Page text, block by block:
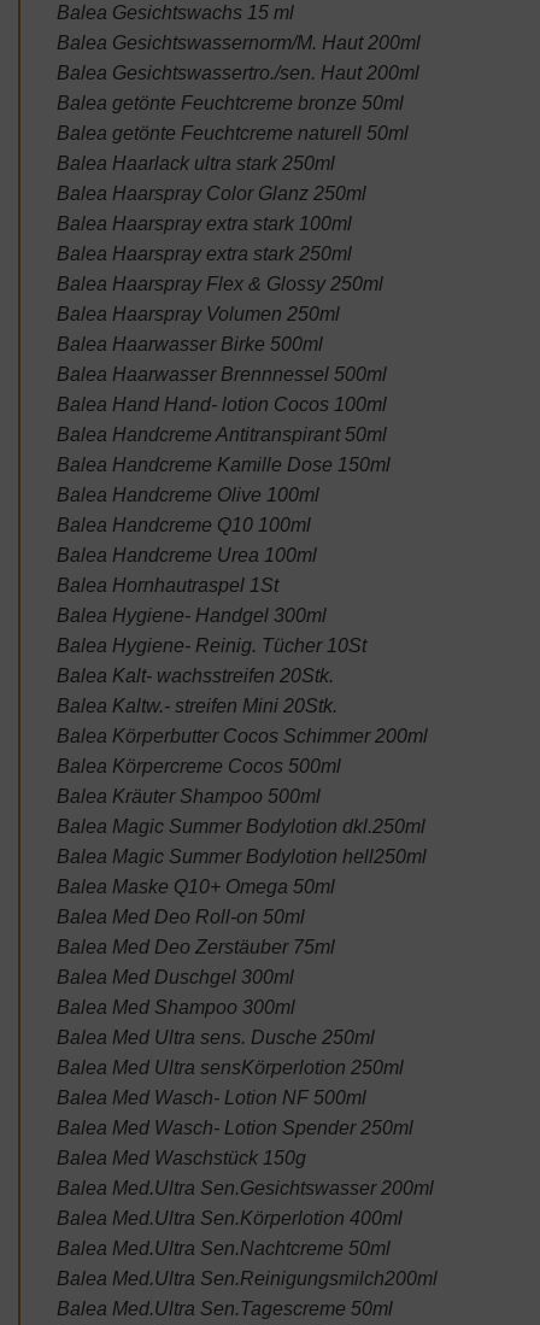
Balea Gesichtswachs 15 ml
Balea Gesichtswassernorm/M. Haut 200ml
Balea Gesichtswassertro./sen. Haut 200ml
Balea getönte Feuchtcreme bronze 50ml
Balea getönte Feuchtcreme naturell 50ml
Balea Haarlack ultra stark 250ml
Balea Haarspray Color Glanz 250ml
Balea Haarspray extra stark 100ml
Balea Haarspray extra stark 250ml
Balea Haarspray Flex & Glossy 250ml
Balea Haarspray Volumen 250ml
Balea Haarwasser Birke 500ml
Balea Haarwasser Brennnessel 500ml
Balea Hand Hand- lotion Cocos 100ml
Balea Handcreme Antitranspirant 50ml
Balea Handcreme Kamille Dose 150ml
Balea Handcreme Olive 100ml
Balea Handcreme Q10 100ml
Balea Handcreme Urea 100ml
Balea Hornhautraspel 1St
Balea Hygiene- Handgel 300ml
Balea Hygiene- Reinig. Tücher 10St
Balea Kalt- wachsstreifen 20Stk.
Balea Kaltw.- streifen Mini 20Stk.
Balea Körperbutter Cocos Schimmer 200ml
Balea Körpercreme Cocos 500ml
Balea Kräuter Shampoo 500ml
Balea Magic Summer Bodylotion dkl.250ml
Balea Magic Summer Bodylotion hell250ml
Balea Maske Q10+ Omega 50ml
Balea Med Deo Roll-on 50ml
Balea Med Deo Zerstäuber 75ml
Balea Med Duschgel 300ml
Balea Med Shampoo 300ml
Balea Med Ultra sens. Dusche 250ml
Balea Med Ultra sensKörperlotion 250ml
Balea Med Wasch- Lotion NF 500ml
Balea Med Wasch- Lotion Spender 250ml
Balea Med Waschstück 150g
Balea Med.Ultra Sen.Gesichtswasser 200ml
Balea Med.Ultra Sen.Körperlotion 400ml
Balea Med.Ultra Sen.Nachtcreme 50ml
Balea Med.Ultra Sen.Reinigungsmilch200ml
Balea Med.Ultra Sen.Tagescreme 50ml